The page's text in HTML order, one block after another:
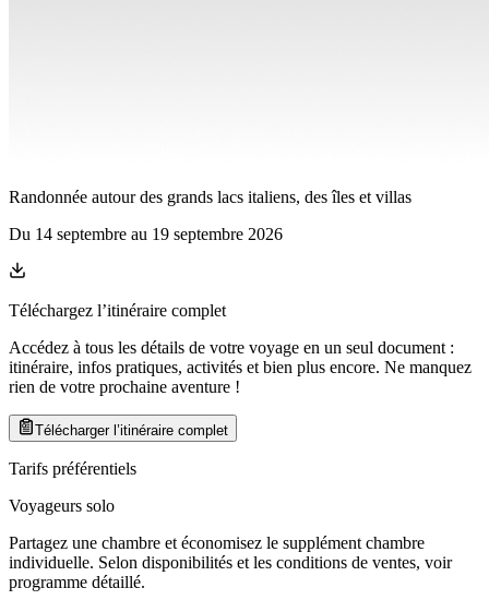
Randonnée autour des grands lacs italiens, des îles et villas
Du 14 septembre au 19 septembre 2026
Téléchargez l’itinéraire complet
Accédez à tous les détails de votre voyage en un seul document :
itinéraire, infos pratiques, activités et bien plus encore. Ne manquez
rien de votre prochaine aventure !
Télécharger l’itinéraire complet
Tarifs préférentiels
Voyageurs solo
Partagez une chambre et économisez le supplément chambre
individuelle. Selon disponibilités et les conditions de ventes, voir
programme détaillé.